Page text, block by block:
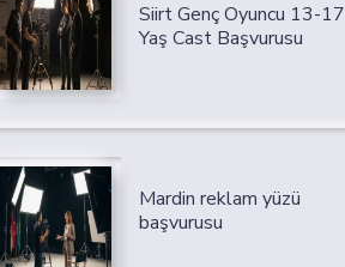
Siirt Genç Oyuncu 13-17
Yaş Cast Başvurusu
Mardin reklam yüzü
başvurusu